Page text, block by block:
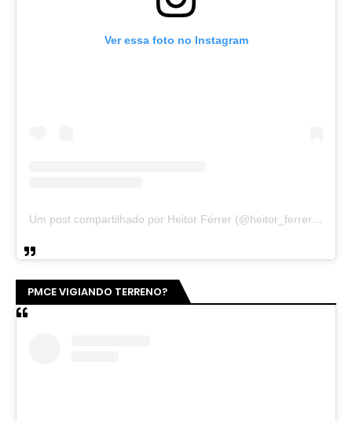
Ver essa foto no Instagram
Um post compartilhado por Heitor Férrer (@heitor_ferrer77)
PMCE VIGIANDO TERRENO?